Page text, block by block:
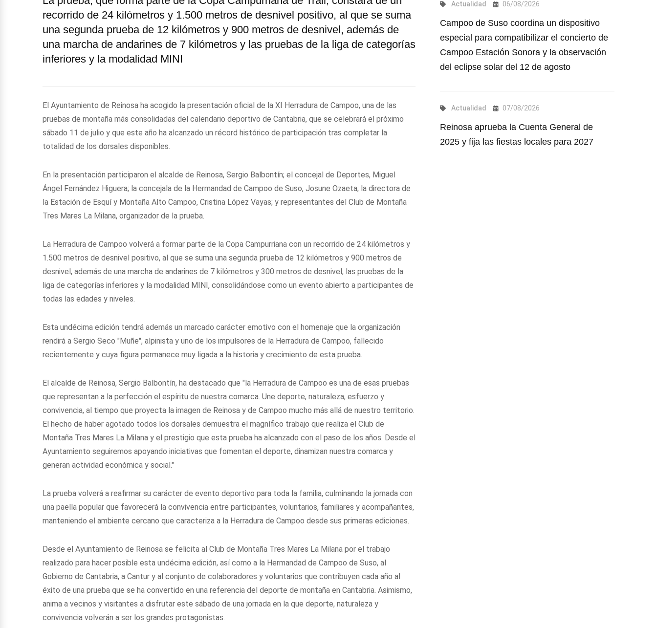
recorrido de 24 kilómetros y 1.500 metros de desnivel positivo, al que se suma
una segunda prueba de 12 kilómetros y 900 metros de desnivel, además de
una marcha de andarines de 7 kilómetros y las pruebas de la liga de categorías
inferiores y la modalidad MINI
El Ayuntamiento de Reinosa ha acogido la presentación oficial de la XI Herradura de Campoo, una de las
pruebas de montaña más consolidadas del calendario deportivo de Cantabria, que se celebrará el próximo
sábado 11 de julio y que este año ha alcanzado un récord histórico de participación tras completar la
totalidad de los dorsales disponibles.
En la presentación participaron el alcalde de Reinosa, Sergio Balbontín; el concejal de Deportes, Miguel
Ángel Fernández Higuera; la concejala de la Hermandad de Campoo de Suso, Josune Ozaeta; la directora de
la Estación de Esquí y Montaña Alto Campoo, Cristina López Vayas; y representantes del Club de Montaña
Tres Mares La Milana, organizador de la prueba.
La Herradura de Campoo volverá a formar parte de la Copa Campurriana con un recorrido de 24 kilómetros y
1.500 metros de desnivel positivo, al que se suma una segunda prueba de 12 kilómetros y 900 metros de
desnivel, además de una marcha de andarines de 7 kilómetros y 300 metros de desnivel, las pruebas de la
liga de categorías inferiores y la modalidad MINI, consolidándose como un evento abierto a participantes de
todas las edades y niveles.
Esta undécima edición tendrá además un marcado carácter emotivo con el homenaje que la organización
rendirá a Sergio Seco "Muñe", alpinista y uno de los impulsores de la Herradura de Campoo, fallecido
recientemente y cuya figura permanece muy ligada a la historia y crecimiento de esta prueba.
El alcalde de Reinosa, Sergio Balbontín, ha destacado que "la Herradura de Campoo es una de esas pruebas
que representan a la perfección el espíritu de nuestra comarca. Une deporte, naturaleza, esfuerzo y
convivencia, al tiempo que proyecta la imagen de Reinosa y de Campoo mucho más allá de nuestro territorio.
El hecho de haber agotado todos los dorsales demuestra el magnífico trabajo que realiza el Club de
Montaña Tres Mares La Milana y el prestigio que esta prueba ha alcanzado con el paso de los años. Desde el
Ayuntamiento seguiremos apoyando iniciativas que fomentan el deporte, dinamizan nuestra comarca y
generan actividad económica y social."
La prueba volverá a reafirmar su carácter de evento deportivo para toda la familia, culminando la jornada con
una paella popular que favorecerá la convivencia entre participantes, voluntarios, familiares y acompañantes,
manteniendo el ambiente cercano que caracteriza a la Herradura de Campoo desde sus primeras ediciones.
Desde el Ayuntamiento de Reinosa se felicita al Club de Montaña Tres Mares La Milana por el trabajo
realizado para hacer posible esta undécima edición, así como a la Hermandad de Campoo de Suso, al
Gobierno de Cantabria, a Cantur y al conjunto de colaboradores y voluntarios que contribuyen cada año al
éxito de una prueba que se ha convertido en una referencia del deporte de montaña en Cantabria. Asimismo,
anima a vecinos y visitantes a disfrutar este sábado de una jornada en la que deporte, naturaleza y
convivencia volverán a ser los grandes protagonistas.
Actualidad 06/08/2026
Campoo de Suso coordina un dispositivo
especial para compatibilizar el concierto de
Campoo Estación Sonora y la observación
del eclipse solar del 12 de agosto
Actualidad 07/08/2026
Reinosa aprueba la Cuenta General de
2025 y fija las fiestas locales para 2027